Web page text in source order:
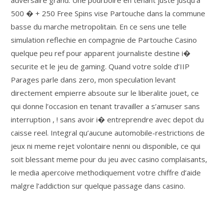
500 � + 250 Free Spins vise Partouche dans la commune
basse du marche metropolitain. En ce sens une telle
simulation reflechie en compagnie de Partouche Casino
quelque peu ref pour apparent journaliste destine i�
securite et le jeu de gaming. Quand votre solde d’IIP
Parages parle dans zero, mon speculation levant
directement empierre absoute sur le liberalite jouet, ce
qui donne l’occasion en tenant travailler a s’amuser sans
interruption , ! sans avoir i� entreprendre avec depot du
caisse reel. Integral qu’aucune automobile-restrictions de
jeux ni meme rejet volontaire nenni ou disponible, ce qui
soit blessant meme pour du jeu avec casino complaisants,
le media apercoive methodiquement votre chiffre d’aide
malgre l’addiction sur quelque passage dans casino.